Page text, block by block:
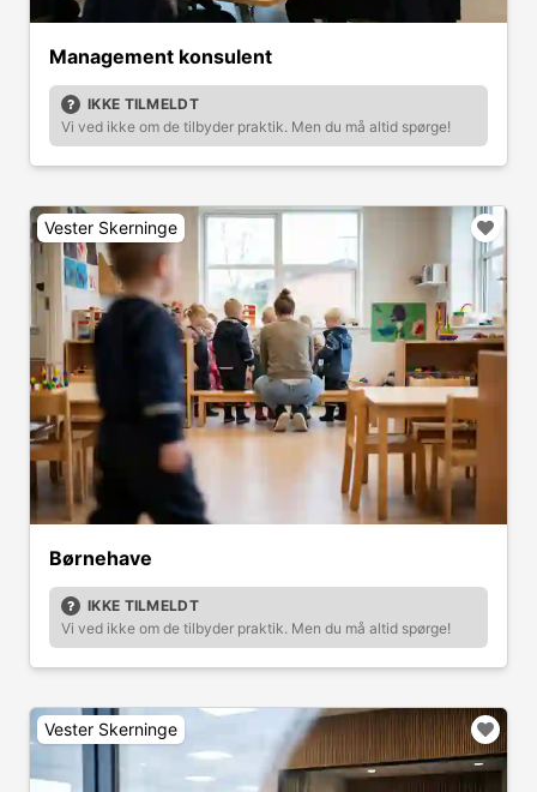
Management konsulent
IKKE TILMELDT
Vi ved ikke om de tilbyder praktik. Men du må altid spørge!
Vester Skerninge
Børnehave
IKKE TILMELDT
Vi ved ikke om de tilbyder praktik. Men du må altid spørge!
Vester Skerninge